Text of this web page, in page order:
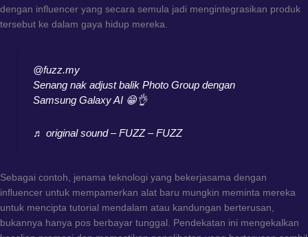
dengan influencer yang secara semula jadi mengintegrasikan produk
tersebut ke dalam gaya hidup mereka.
@fuzz.my
Senang nak adjust balik Photo Group dengan
Samsung Galaxy AI 😁👌
♬ original sound – FUZZ – FUZZ
Sebagai contoh, jenama teknologi yang bekerjasama dengan
influencer untuk mempamerkan alat baru mungkin meminta mereka
untuk mencipta tutorial mendalam atau kandungan berterusan,
bukannya hanya pos berbayar tunggal. Pendekatan ini mengekalkan